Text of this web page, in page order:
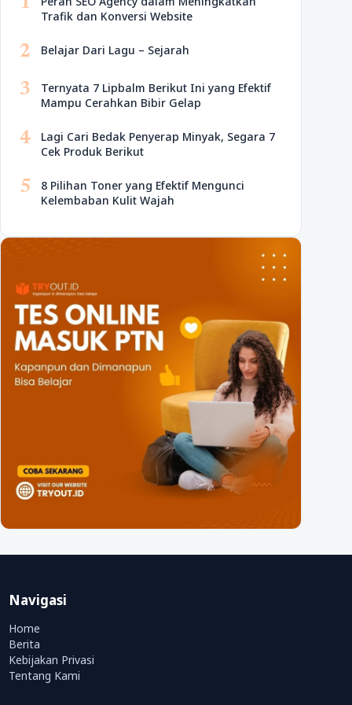
Trafik dan Konversi Website
2 Belajar Dari Lagu – Sejarah
3
Ternyata 7 Lipbalm Berikut Ini yang Efektif
Mampu Cerahkan Bibir Gelap
4
Lagi Cari Bedak Penyerap Minyak, Segara 7
Cek Produk Berikut
5
8 Pilihan Toner yang Efektif Mengunci
Kelembaban Kulit Wajah
Navigasi
Home
Berita
Kebijakan Privasi
Tentang Kami